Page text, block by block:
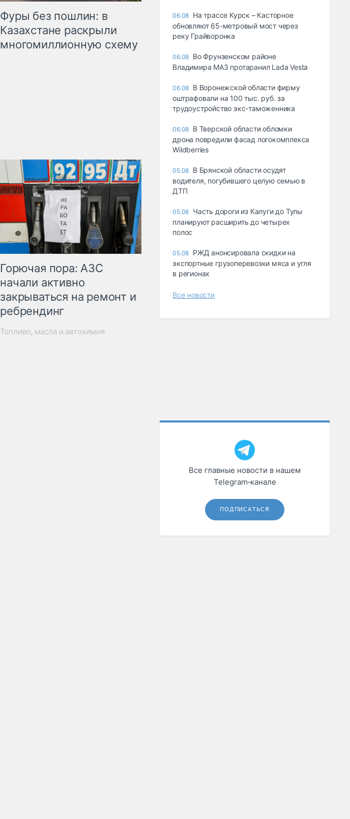
Фуры без пошлин: в
Казахстане раскрыли
многомиллионную схему
Горючая пора: АЗС
начали активно
закрываться на ремонт и
ребрендинг
Топливо, масла и автохимия
06.08 На трассе Курск – Касторное
обновляют 65-метровый мост через
реку Грайворонка
06.08 Во Фрунзенском районе
Владимира МАЗ протаранил Lada Vesta
06.08 В Воронежской области фирму
оштрафовали на 100 тыс. руб. за
трудоустройство экс-таможенника
06.08 В Тверской области обломки
дрона повредили фасад логокомплекса
Wildberries
05.08 В Брянской области осудят
водителя, погубившего целую семью в
ДТП
05.08 Часть дороги из Калуги до Тулы
планируют расширить до четырех
полос
05.08 РЖД анонсировала скидки на
экспортные грузоперевозки мяса и угля
в регионах
Все новости
Все главные новости в нашем
Telegram‑канале
ПОДПИСАТЬСЯ